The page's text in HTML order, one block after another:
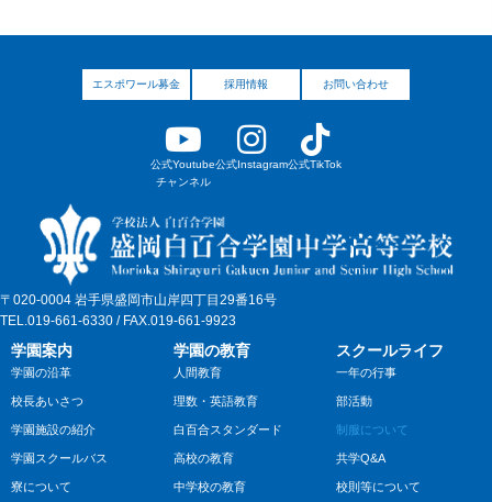
エスポワール募金 採用情報 お問い合わせ
公式Youtube
チャンネル
公式Instagram公式TikTok
〒020-0004 岩手県盛岡市山岸四丁目29番16号
TEL.019-661-6330 / FAX.019-661-9923
学園案内
学園の沿革
校長あいさつ
学園施設の紹介
学園スクールバス
寮について
学園の教育
人間教育
理数・英語教育
白百合スタンダード
高校の教育
中学校の教育
スクールライフ
一年の行事
部活動
制服について
共学Q&A
校則等について